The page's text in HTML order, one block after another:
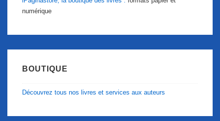
numérique
BOUTIQUE
Découvrez tous nos livres et services aux auteurs